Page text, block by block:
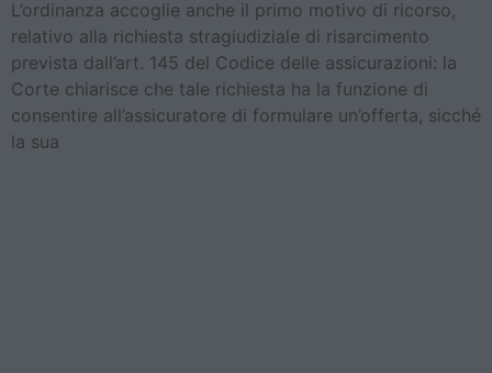
L’ordinanza accoglie anche il primo motivo di ricorso,
relativo alla richiesta stragiudiziale di risarcimento
prevista dall’art. 145 del Codice delle assicurazioni: la
Corte chiarisce che tale richiesta ha la funzione di
consentire all’assicuratore di formulare un’offerta, sicché
la sua